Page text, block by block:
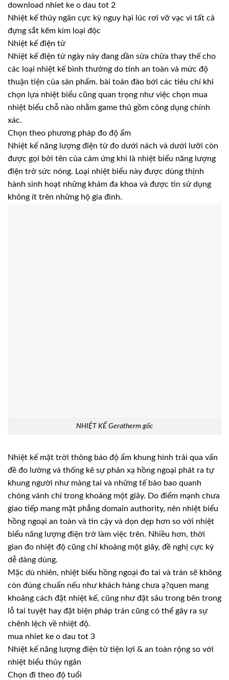
download nhiet ke o dau tot 2
Nhiệt kế thủy ngân cực kỳ nguy hại lúc rơi vỡ vạc vì tất cả
đựng sắt kẽm kim loại độc
Nhiệt kế điện tử
Nhiệt kế điện tử ngày này đang dần sửa chữa thay thế cho
các loại nhiệt kế bình thường do tính an toàn và mức độ
thuận tiện của sản phẩm. bài toán đào bới các tiêu chí khi
chọn lựa nhiệt biểu cũng quan trọng như việc chọn mua
nhiệt biểu chỗ nào nhằm game thủ gồm công dụng chính
xác.
Chọn theo phương pháp đo độ ẩm
Nhiệt kế năng lượng điện tử đo dưới nách và dưới lưỡi còn
được gọi bởi tên của cảm ứng khi là nhiệt biểu năng lượng
điện trở sức nóng. Loại nhiệt biểu này được dùng thịnh
hành sinh hoạt những khám đa khoa và được tin sử dụng
không ít trên những hộ gia đình.
NHIỆT KẾ Geratherm gốc
Nhiệt kế mặt trời thông báo độ ẩm khung hình trải qua vấn
đề đo lường và thống kê sự phản xạ hồng ngoại phát ra tự
khung người như màng tai và những tế bào bao quanh
chóng vánh chỉ trong khoảng một giây. Do điểm mạnh chưa
giao tiếp mang mặt phẳng domain authority, nên nhiệt biểu
hồng ngoại an toàn và tin cậy và dọn dẹp hơn so với nhiệt
biểu năng lượng điện trở làm việc trên. Nhiều hơn, thời
gian đo nhiệt độ cũng chỉ khoảng một giây, đề nghị cực kỳ
dễ dàng dùng.
Mặc dù nhiên, nhiệt biểu hồng ngoại đo tai và trán sẽ không
còn đúng chuẩn nếu như khách hàng chưa ạ?quen mang
khoảng cách đặt nhiệt kế, cũng như đặt sâu trong bên trong
lỗ tai tuyệt hay đặt biện pháp trán cũng có thể gây ra sự
chênh lệch về nhiệt độ.
mua nhiet ke o dau tot 3
Nhiệt kế năng lượng điện tử tiện lợi & an toàn rộng so với
nhiệt biểu thủy ngân
Chọn đi theo độ tuổi